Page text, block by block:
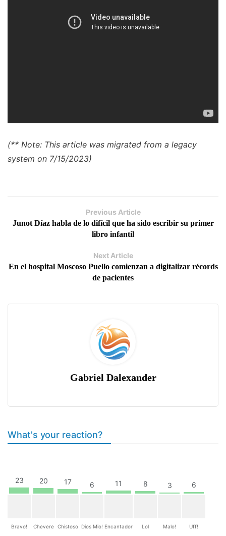
(** Note: This article was migrated from a legacy
system on 7/15/2023)
Previous Article
Junot Díaz habla de lo difícil que ha sido escribir su primer
libro infantil
Next Article
En el hospital Moscoso Puello comienzan a digitalizar récords
de pacientes
Gabriel Dalexander
What's your reaction?
23
Bravo!
20
Chevere
17
Chistoso
6
Dios Mio!
11
Encantador
8
Lol
3
Malo!
6
Uff!